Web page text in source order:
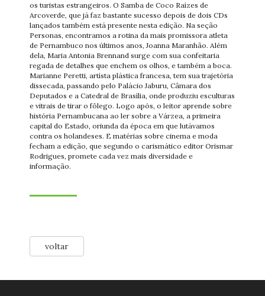
os turistas estrangeiros. O Samba de Coco Raízes de
Arcoverde, que já faz bastante sucesso depois de dois CDs
lançados também está presente nesta edição. Na seção
Personas, encontramos a rotina da mais promissora atleta
de Pernambuco nos últimos anos, Joanna Maranhão. Além
dela, Maria Antonia Brennand surge com sua confeitaria
regada de detalhes que enchem os olhos, e também a boca.
Marianne Peretti, artísta plástica francesa, tem sua trajetória
dissecada, passando pelo Palácio Jaburu, Câmara dos
Deputados e a Catedral de Brasília, onde produziu esculturas
e vitrais de tirar o fôlego. Logo após, o leitor aprende sobre
história Pernambucana ao ler sobre a Várzea, a primeira
capital do Estado, oriunda da época em que lutávamos
contra os holandeses. E matérias sobre cinema e moda
fecham a edição, que segundo o carismático editor Orismar
Rodrigues, promete cada vez mais diversidade e
informação.
voltar